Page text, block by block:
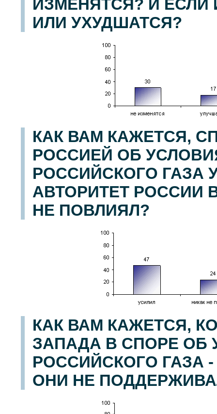
ИЗМЕНЯТСЯ? И
ИЛИ УХУДШАТСЯ?
КАК ВАМ КАЖЕТСЯ,
РОССИЕЙ ОБ
РОССИЙСКОГО ГАЗА
АВТОРИТЕТ РОССИИ
НЕ ПОВЛИЯЛ?
КАК ВАМ КАЖЕТСЯ,
ЗАПАДА В СПОРЕ ОБ
РОССИЙСКОГО ГАЗА
ОНИ НЕ